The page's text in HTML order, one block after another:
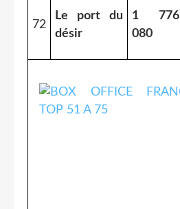
72
Le port du
désir
1 776
080